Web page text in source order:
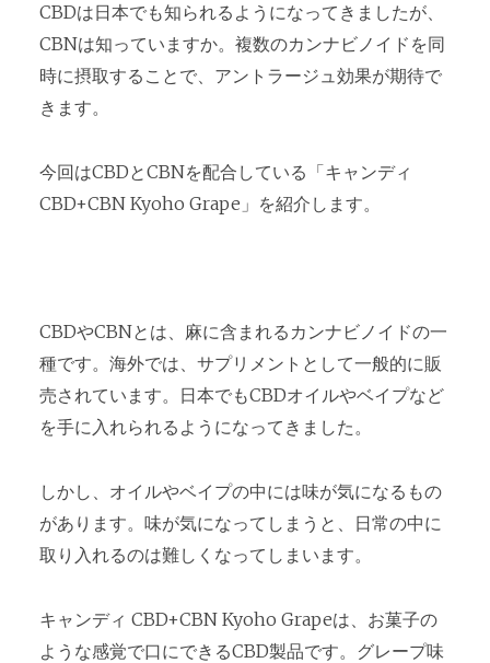
CBDは日本でも知られるようになってきましたが、
CBNは知っていますか。複数のカンナビノイドを同
時に摂取することで、アントラージュ効果が期待で
きます。
今回はCBDとCBNを配合している「キャンディ
CBD+CBN Kyoho Grape」を紹介します。
CBDやCBNとは、麻に含まれるカンナビノイドの一
種です。海外では、サプリメントとして一般的に販
売されています。日本でもCBDオイルやベイプなど
を手に入れられるようになってきました。
しかし、オイルやベイプの中には味が気になるもの
があります。味が気になってしまうと、日常の中に
取り入れるのは難しくなってしまいます。
キャンディ CBD+CBN Kyoho Grapeは、お菓子の
ような感覚で口にできるCBD製品です。グレープ味